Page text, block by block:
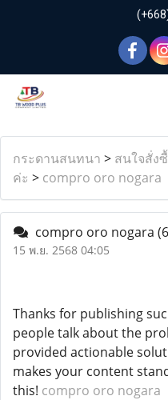
กระดานสนทนา > สนใจสั่ง
ค่ะ > compro oro nogara
compro oro nogara
15 พ.ย. 2568 04:05
Thanks for publishing
people talk about the
provided actionable
makes your content
this! compro oro nogara